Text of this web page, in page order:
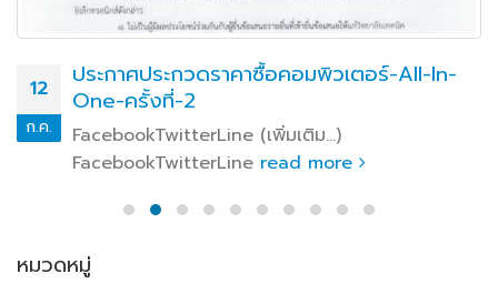
12
ก.ค.
ประกาศประกวดราคาซื้อคอมพิวเตอร์-All-In-
One-ครั้งที่-2
FacebookTwitterLine (เพิ่มเติม…)
FacebookTwitterLine read more
หมวดหมู่